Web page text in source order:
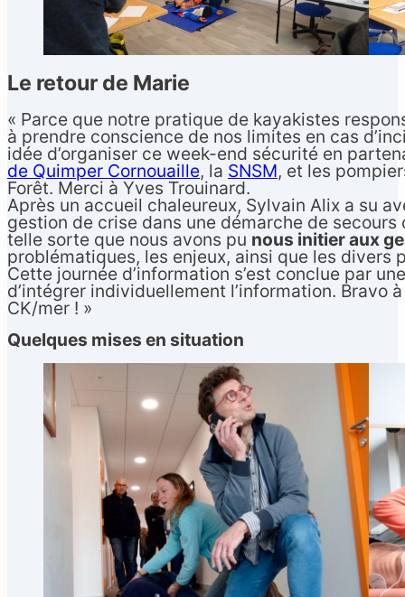
Le retour de Marie
« Parce que notre pratique de kayakistes
à prendre conscience de nos limites en cas
idée d’organiser ce week-end sécurité en
de Quimper Cornouaille, la SNSM, et les
Forêt. Merci à Yves Trouinard.
Après un accueil chaleureux, Sylvain Alix a su
gestion de crise dans une démarche de
telle sorte que nous avons pu nous initier aux
problématiques, les enjeux, ainsi que les divers
Cette journée d’information s’est conclue par
d’intégrer individuellement l’information. Bravo
CK/mer ! »
Quelques mises en situation